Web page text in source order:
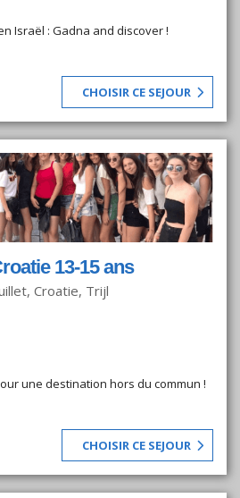
Israël : Gadna and discover !
CHOISIR CE SEJOUR
13-15 ans
Croatie, Trijl
une destination hors du commun !
CHOISIR CE SEJOUR